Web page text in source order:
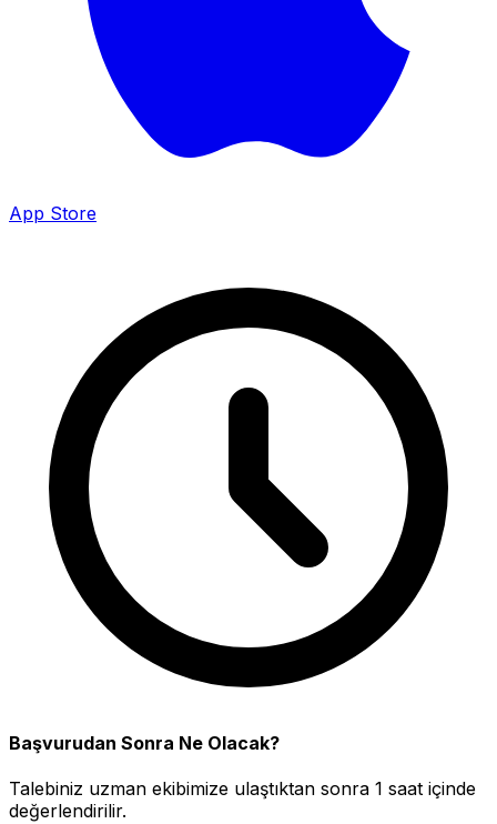
App Store
Başvurudan Sonra Ne Olacak?
Talebiniz uzman ekibimize ulaştıktan sonra 1 saat içinde
değerlendirilir.